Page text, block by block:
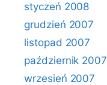
styczeń 2008
grudzień 2007
listopad 2007
październik 2007
wrzesień 2007